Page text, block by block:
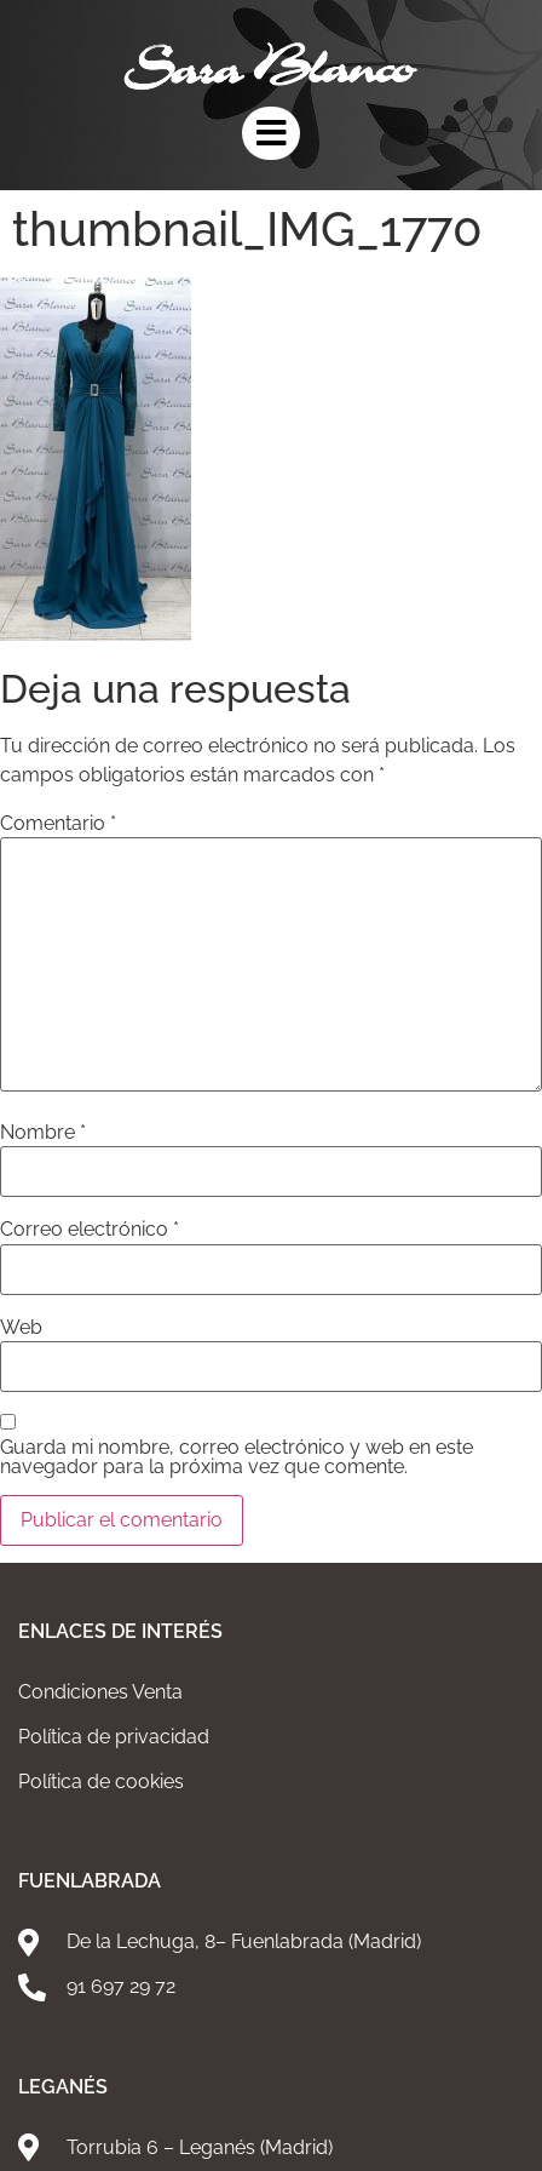
thumbnail_IMG_1770
Deja una respuesta
Tu dirección de correo electrónico no será publicada. Los
campos obligatorios están marcados con *
Comentario *
Nombre *
Correo electrónico *
Web
Guarda mi nombre, correo electrónico y web en este
navegador para la próxima vez que comente.
ENLACES DE INTERÉS
Condiciones Venta
Política de privacidad
Política de cookies
FUENLABRADA
De la Lechuga, 8– Fuenlabrada (Madrid)
91 697 29 72
LEGANÉS
Torrubia 6 – Leganés (Madrid)